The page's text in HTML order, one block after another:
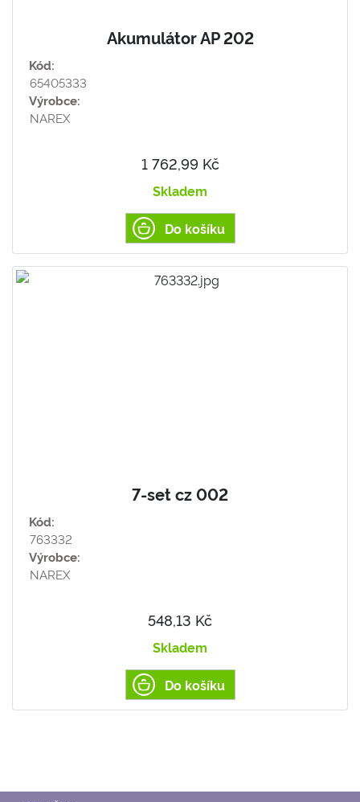
Akumulátor AP 202
Kód:
65405333
Výrobce:
NAREX
1 762,99 Kč
Skladem
Do košíku
7-set cz 002
Kód:
763332
Výrobce:
NAREX
548,13 Kč
Skladem
Do košíku